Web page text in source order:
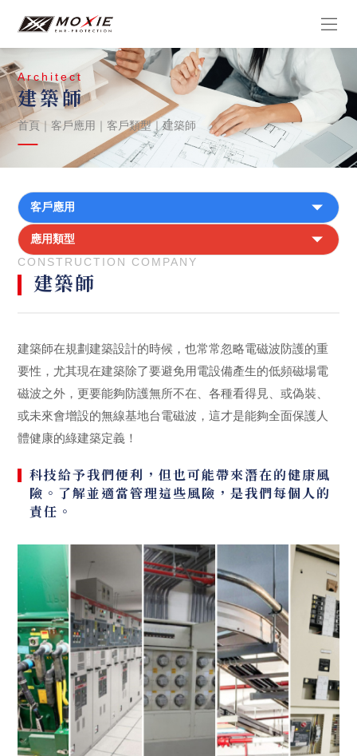
Architect
建築師
首頁 ｜客戶應用 ｜客戶類型｜建築師
CONSTRUCTION COMPANY
建築師
建築師在規劃建築設計的時候，也常常忽略電磁波防護的重
要性，尤其現在建築除了要避免用電設備產生的低頻磁場電
磁波之外，更要能夠防護無所不在、各種看得見、或偽裝、
或未來會增設的無線基地台電磁波，這才是能夠全面保護人
體健康的綠建築定義！
科技給予我們便利，但也可能帶來潛在的健康風
險。了解並適當管理這些風險，是我們每個人的
責任。
客戶應用
應用類型